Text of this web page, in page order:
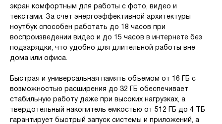
экран комфортным для работы с фото, видео и
текстами. За счет энергоэффективной архитектуры
ноутбук способен работать до 18 часов при
воспроизведении видео и до 15 часов в интернете без
подзарядки, что удобно для длительной работы вне
дома или офиса.
Быстрая и универсальная память объемом от 16 ГБ с
возможностью расширения до 32 ГБ обеспечивает
стабильную работу даже при высоких нагрузках, а
твердотельный накопитель емкостью от 512 ГБ до 4 ТБ
гарантирует быстрый запуск системы и приложений, а